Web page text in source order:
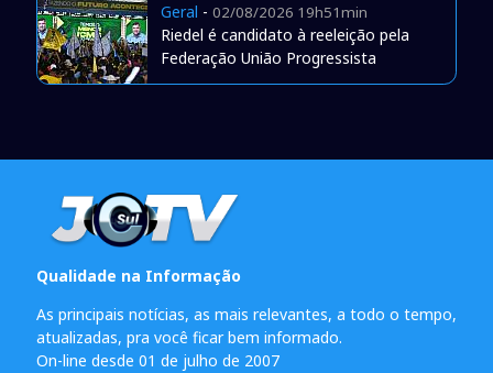
Geral - 02/08/2026 19h51min
Riedel é candidato à reeleição pela
Federação União Progressista
Qualidade na Informação
As principais notícias, as mais relevantes, a todo o tempo,
atualizadas, pra você ficar bem informado.
On-line desde 01 de julho de 2007